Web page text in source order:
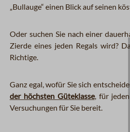
„Bullauge“ einen Blick auf seinen
Oder suchen Sie nach einer
Zierde eines jeden Regals wird?
Richtige.
Ganz egal, wofür Sie sich
der höchsten Güteklasse, für
Versuchungen für Sie bereit.